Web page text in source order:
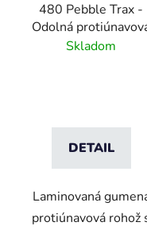
480 Pebble Trax -
Odolná
rohož s kamienkovým
Skladom
DETAIL
Laminovaná
protiúnavová rohož